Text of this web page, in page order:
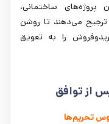
پروژه‌های ساختمانی،
ترجیح می‌دهند تا روشن
را به تعویق
از توافق
تحریم‌ها